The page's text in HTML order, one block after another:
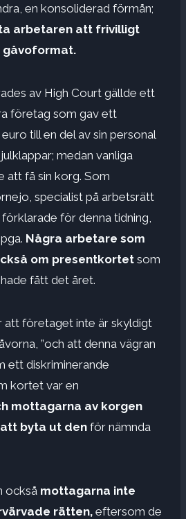
en konsoliderad förmån;
arbetaren att frivilligt
gåvoformat.
av High Court gällde ett
företag som gav ett
till en del av sin personal
medan vanliga
få sin korg. Som
specialist på arbetsrätt
för denna tidning,
Några arbetare som
om presentkortet som
fått det året.
att företaget inte är skyldigt
”och att denna vägran
ett diskriminerande
kortet var en
mottagarna av korgen
byta ut den för nämnda
också mottagarna inte
rätten,eftersom de